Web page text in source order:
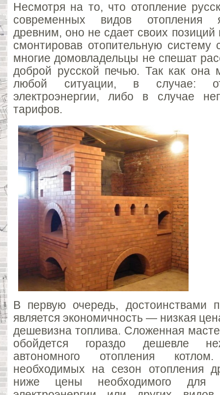
Несмотря на то, что отопление
современных видов отопления
древним, оно не сдает своих
смонтировав отопительную систему
многие домовладельцы не спешат
доброй русской печью. Так как она
любой ситуации, в случае:
электроэнергии, либо в случае
тарифов.
В первую очередь, достоинствами
является экономичность — низкая
дешевизна топлива. Сложенная
обойдется гораздо дешевле
автономного отопления
необходимых на сезон отопления
ниже цены необходимого для